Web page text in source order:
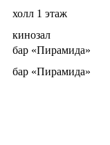
холл 1 этаж
кинозал
бар «Пирамида»
бар «Пирамида»